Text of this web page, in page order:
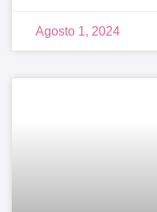
Agosto 1, 2024